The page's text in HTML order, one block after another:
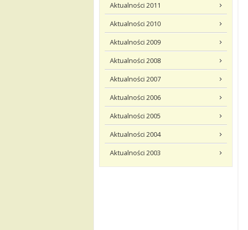
Aktualności 2011
Aktualności 2010
Aktualności 2009
Aktualności 2008
Aktualności 2007
Aktualności 2006
Aktualności 2005
Aktualności 2004
Aktualności 2003